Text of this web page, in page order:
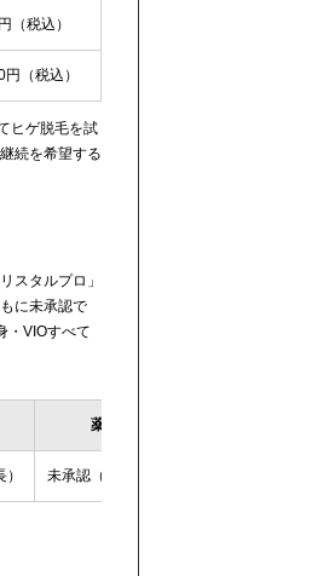
（税込）
（税込）
ヒゲ脱毛を試
続を希望する
スタルプロ」
に未承認で
・VIOすべて
薬事承認
未承認（独自開発機）